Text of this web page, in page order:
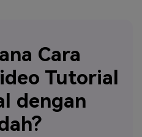
Cara
Tutorial
dengan